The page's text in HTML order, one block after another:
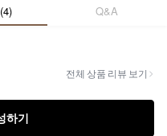
(4) Q&A